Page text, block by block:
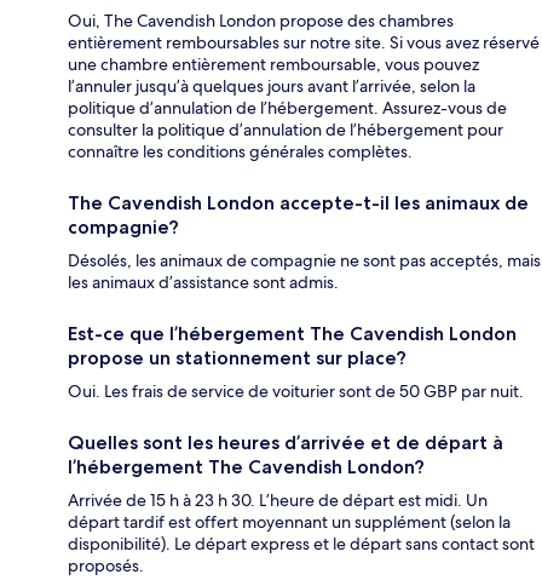
Oui, The Cavendish London propose des chambres
entièrement remboursables sur notre site. Si vous avez réservé
une chambre entièrement remboursable, vous pouvez
l’annuler jusqu’à quelques jours avant l’arrivée, selon la
politique d’annulation de l’hébergement. Assurez-vous de
consulter la politique d’annulation de l’hébergement pour
connaître les conditions générales complètes.
The Cavendish London accepte-t-il les animaux de
compagnie?
Désolés, les animaux de compagnie ne sont pas acceptés, mais
les animaux d’assistance sont admis.
Est-ce que l’hébergement The Cavendish London
propose un stationnement sur place?
Oui. Les frais de service de voiturier sont de 50 GBP par nuit.
Quelles sont les heures d’arrivée et de départ à
l’hébergement The Cavendish London?
Arrivée de 15 h à 23 h 30. L’heure de départ est midi. Un
départ tardif est offert moyennant un supplément (selon la
disponibilité). Le départ express et le départ sans contact sont
proposés.